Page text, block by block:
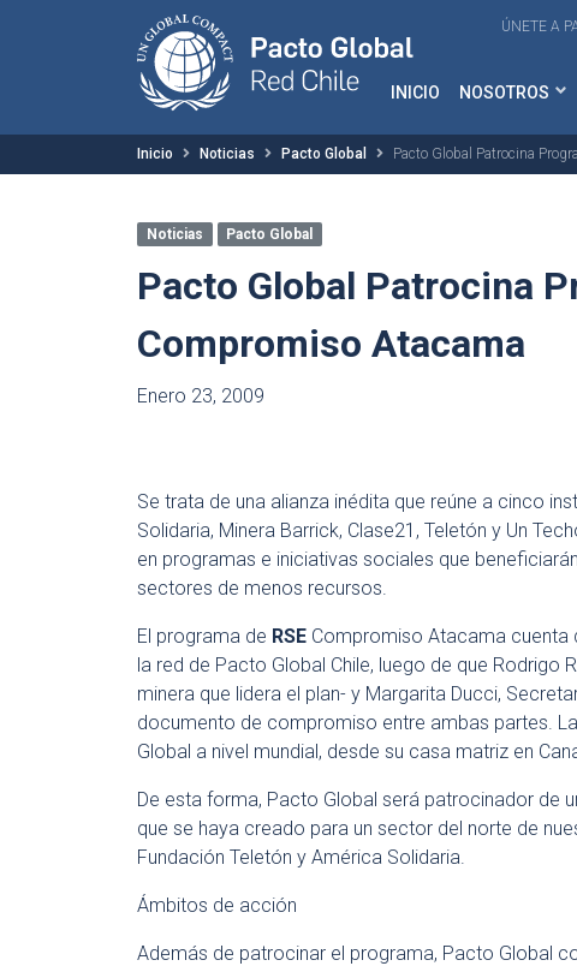
ÚNETE A
INICIO NOSOTROS
Inicio Noticias Pacto Global Pacto Global Patrocina
Noticias Pacto Global
Pacto Global Patrocina
Compromiso Atacama
Enero 23, 2009
Se trata de una alianza inédita que reúne a cinco
Solidaria, Minera Barrick, Clase21, Teletón y Un
en programas e iniciativas sociales que
sectores de menos recursos.
El programa de RSE Compromiso Atacama cuenta
la red de Pacto Global Chile, luego de que Rodrigo
minera que lidera el plan- y Margarita Ducci,
documento de compromiso entre ambas partes.
Global a nivel mundial, desde su casa matriz en
De esta forma, Pacto Global será patrocinador de
que se haya creado para un sector del norte de
Fundación Teletón y América Solidaria.
Ámbitos de acción
Además de patrocinar el programa, Pacto Global